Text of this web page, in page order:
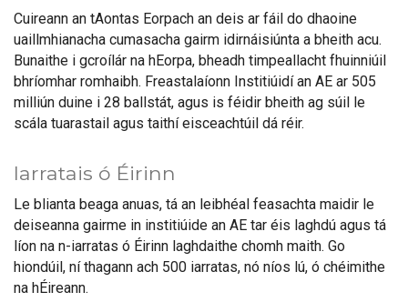
Cuireann an tAontas Eorpach an deis ar fáil do dhaoine
uaillmhianacha cumasacha gairm idirnáisiúnta a bheith acu.
Bunaithe i gcroílár na hEorpa, bheadh timpeallacht fhuinniúil
bhríomhar romhaibh. Freastalaíonn Institiúidí an AE ar 505
milliún duine i 28 ballstát, agus is féidir bheith ag súil le
scála tuarastail agus taithí eisceachtúil dá réir.
Iarratais ó Éirinn
Le blianta beaga anuas, tá an leibhéal feasachta maidir le
deiseanna gairme in institiúide an AE tar éis laghdú agus tá
líon na n-iarratas ó Éirinn laghdaithe chomh maith. Go
hiondúil, ní thagann ach 500 iarratas, nó níos lú, ó chéimithe
na hÉireann.